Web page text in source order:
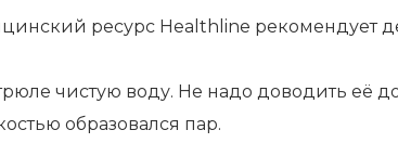
ресурс Healthline рекомендует
чистую воду. Не надо доводить её
образовался пар.